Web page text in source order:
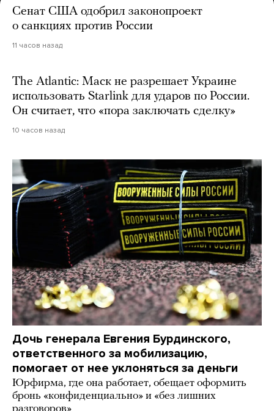
Сенат США одобрил законопроект
о санкциях против России
11 часов назад
The Atlantic: Маск не разрешает Украине
использовать Starlink для ударов по России.
Он считает, что «пора заключать сделку»
10 часов назад
Дочь генерала Евгения Бурдинского,
ответственного за мобилизацию,
помогает от нее уклоняться за деньги
Юрфирма, где она работает, обещает оформить
бронь «конфиденциально» и «без лишних